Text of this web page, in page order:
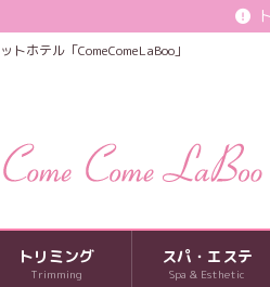
ホテル「ComeComeLaBoo」
トリミング
Trimming
スパ・エステ
Spa & Esthetic